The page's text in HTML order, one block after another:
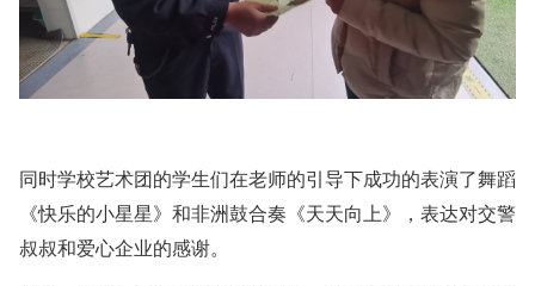
同时学校艺术团的学生们在老师的引导下成功的表演了舞蹈
《快乐的小星星》和非洲鼓合奏《天天向上》，表达对交警
叔叔和爱心企业的感谢。